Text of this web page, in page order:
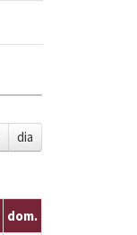
dia
dom.